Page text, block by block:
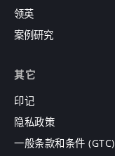
领英
案例研究
其它
印记
隐私政策
一般条款和条件 (GTC)